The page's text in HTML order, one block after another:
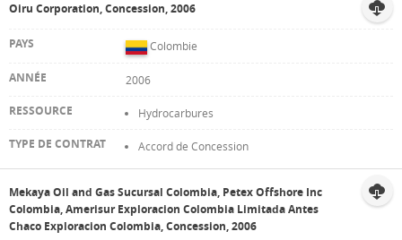
Oiru Corporation, Concession, 2006
Colombie
2006
Hydrocarbures
Accord de Concession
Mekaya Oil and Gas Sucursal Colombia, Petex Offshore Inc
Colombia, Amerisur Exploracion Colombia Limitada Antes
Chaco Exploracion Colombia, Concession, 2006